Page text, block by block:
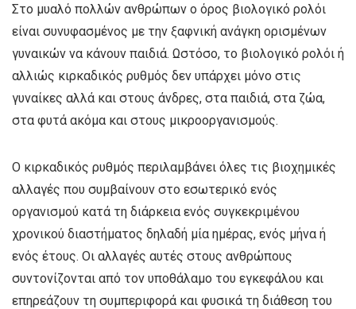
Στο μυαλό πολλών ανθρώπων ο όρος βιολογικό ρολόι
είναι συνυφασμένος με την ξαφνική ανάγκη ορισμένων
γυναικών να κάνουν παιδιά. Ωστόσο, το βιολογικό ρολόι ή
αλλιώς κιρκαδικός ρυθμός δεν υπάρχει μόνο στις
γυναίκες αλλά και στους άνδρες, στα παιδιά, στα ζώα,
στα φυτά ακόμα και στους μικροοργανισμούς.
Ο κιρκαδικός ρυθμός περιλαμβάνει όλες τις βιοχημικές
αλλαγές που συμβαίνουν στο εσωτερικό ενός
οργανισμού κατά τη διάρκεια ενός συγκεκριμένου
χρονικού διαστήματος δηλαδή μία ημέρας, ενός μήνα ή
ενός έτους. Οι αλλαγές αυτές στους ανθρώπους
συντονίζονται από τον υποθάλαμο του εγκεφάλου και
επηρεάζουν τη συμπεριφορά και φυσικά τη διάθεση του